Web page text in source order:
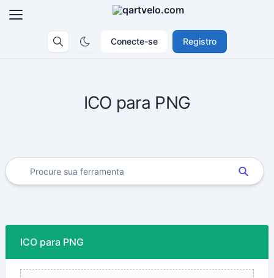
Conecte-se Registro
ICO para PNG
ICO para PNG